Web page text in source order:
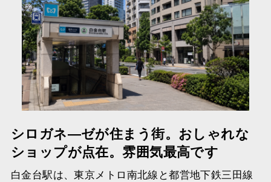
シロガネ―ゼが住まう街。おしゃれな
ショップが点在。雰囲気最高です
白金台駅は、東京メトロ南北線と都営地下鉄三田線